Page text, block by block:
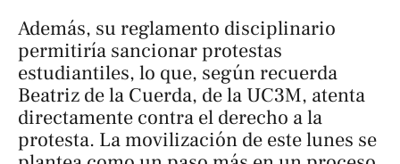
Además, su reglamento disciplinario
permitiría sancionar protestas
estudiantiles, lo que, según recuerda
Beatriz de la Cuerda, de la UC3M, atenta
directamente contra el derecho a la
protesta. La movilización de este lunes se